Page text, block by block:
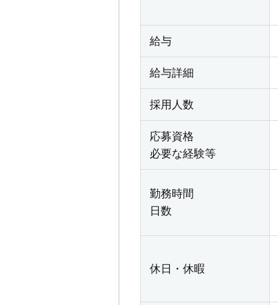
給与
給与詳細
採用人数
応募資格
必要な経験等
勤務時間
日数
休日・休暇